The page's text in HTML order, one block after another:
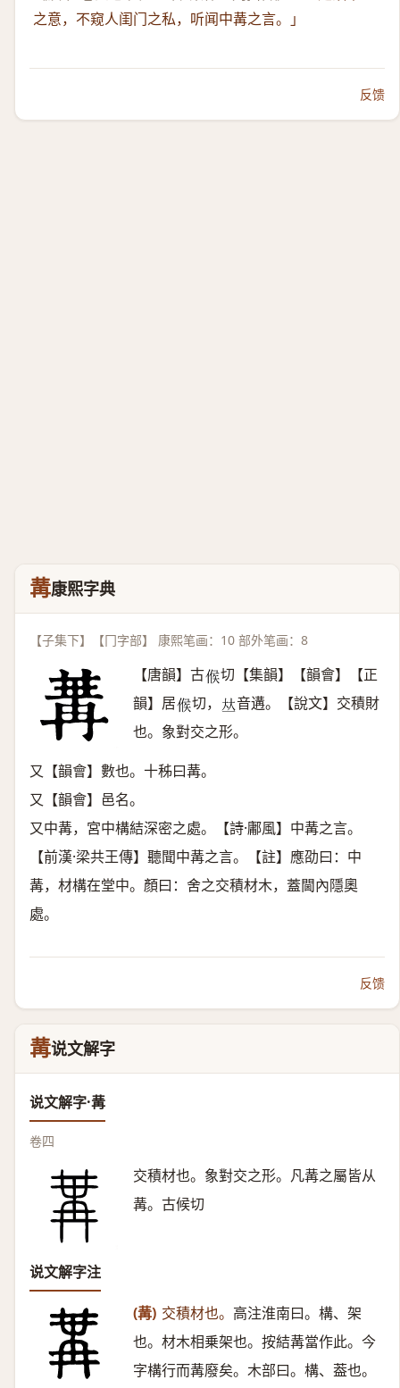
之意，不窥人闺门之私，听闻中冓之言。」
反馈
冓康熙字典
【子集下】【冂字部】 康熙笔画：10 部外笔画：8
【唐韻】古𠋫 切【集韻】【韻會】【正
韻】居𠋫 切， 𠀤音遘。【說文】交積財
也。象對交之形。
又【韻會】數也。十秭曰冓。
又【韻會】邑名。
又中冓，宮中構結深密之處。【詩·鄘風】中冓之言。
【前漢·梁共王傳】聽聞中冓之言。【註】應劭曰：中
冓，材構在堂中。顏曰：舍之交積材木，蓋閫內隱奧
處。
反馈
冓说文解字
说文解字·冓
卷四
交積材也。象對交之形。凡冓之屬皆从
冓。古候切
说文解字注
(冓) 交積材也。 高注淮南曰。構、架
也。材木相乗架也。按結冓當作此。今
字構行而冓廢矣。木部曰。構、葢也。